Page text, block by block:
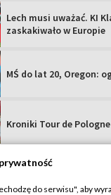
Lech musi uważać. KI
zaskakiwało w Europie
MŚ do lat 20, Oregon:
Kroniki Tour de
do serwisu", aby